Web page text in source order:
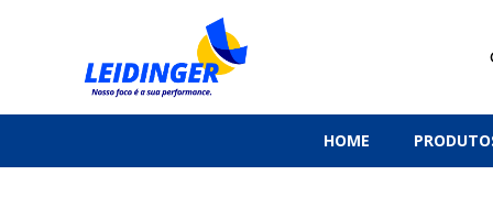
HOME